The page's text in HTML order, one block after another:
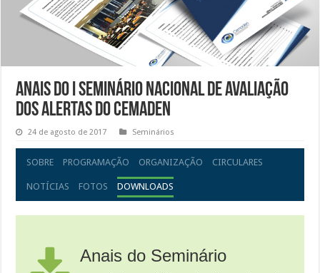
Anais do I Seminário Nacional de Avaliação
dos Alertas do Cemaden
24 de agosto de 2017 Seminários
SOBRE PROGRAMAÇÃO ORGANIZAÇÃO CIRCULARES
NOTÍCIAS FOTOS DOWNLOADS
Anais do Seminário